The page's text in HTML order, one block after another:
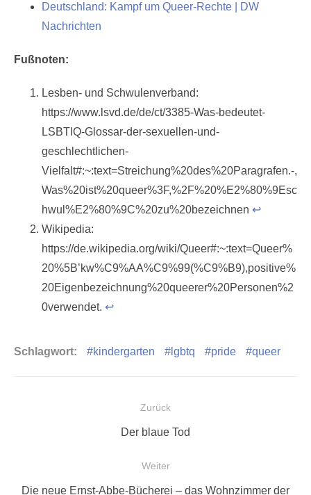
Deutschland: Kampf um Queer-Rechte | DW
Nachrichten
Fußnoten:
Lesben- und Schwulenverband:
https://www.lsvd.de/de/ct/3385-Was-bedeutet-
LSBTIQ-Glossar-der-sexuellen-und-
geschlechtlichen-
Vielfalt#:~:text=Streichung%20des%20Paragrafen.-,
Was%20ist%20queer%3F,%2F%20%E2%80%9Esc
hwul%E2%80%9C%20zu%20bezeichnen ↩︎
Wikipedia:
https://de.wikipedia.org/wiki/Queer#:~:text=Queer%
20%5B’kw%C9%AA%C9%99(%C9%B9),positive%
20Eigenbezeichnung%20queerer%20Personen%2
0verwendet. ↩︎
Schlagwort: kindergarten lgbtq pride queer
BeitragsnavigationZurück
Vorheriger
Der blaue Tod
Weiter
Nächster
Die neue Ernst-Abbe-Bücherei – das Wohnzimmer der